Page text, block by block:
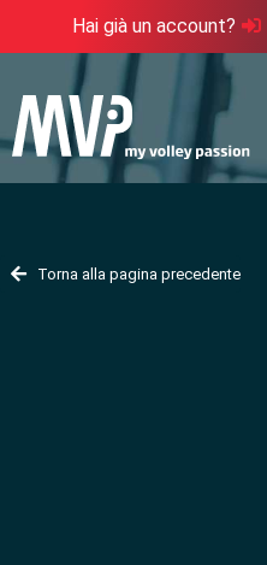
Hai già un account?
Torna alla pagina precedente